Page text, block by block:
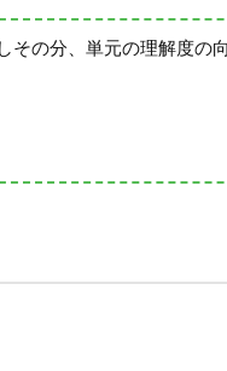
の分、単元の理解度の